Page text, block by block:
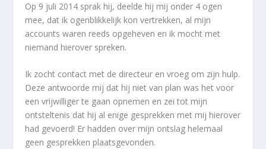
Op 9 juli 2014 sprak hij, deelde hij mij onder 4 ogen
mee, dat ik ogenblikkelijk kon vertrekken, al mijn
accounts waren reeds opgeheven en ik mocht met
niemand hierover spreken.
Ik zocht contact met de directeur en vroeg om zijn hulp.
Deze antwoorde mij dat hij niet van plan was het voor
een vrijwilliger te gaan opnemen en zei tot mijn
ontsteltenis dat hij al enige gesprekken met mij hierover
had gevoerd! Er hadden over mijn ontslag helemaal
geen gesprekken plaatsgevonden.